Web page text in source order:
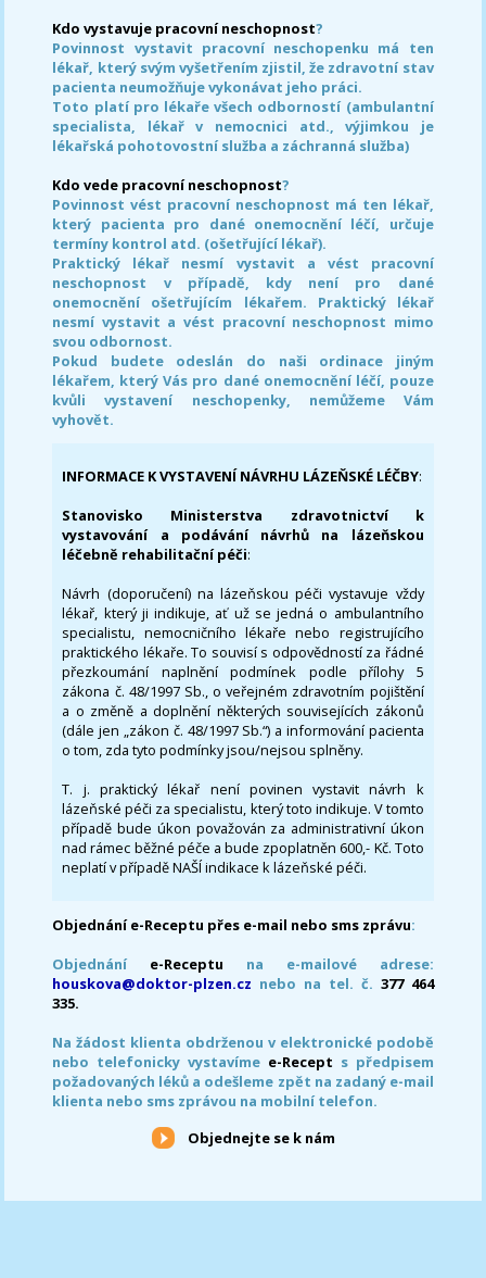
Kdo vystavuje pracovní neschopnost?
Povinnost vystavit pracovní neschopenku má ten
lékař, který svým vyšetřením zjistil, že zdravotní stav
pacienta neumožňuje vykonávat jeho práci.
Toto platí pro lékaře všech odborností (ambulantní
specialista, lékař v nemocnici atd., výjimkou je
lékařská pohotovostní služba a záchranná služba)
Kdo vede pracovní neschopnost?
Povinnost vést pracovní neschopnost má ten lékař,
který pacienta pro dané onemocnění léčí, určuje
termíny kontrol atd. (ošetřující lékař).
Praktický lékař nesmí vystavit a vést pracovní
neschopnost v případě, kdy není pro dané
onemocnění ošetřujícím lékařem. Praktický lékař
nesmí vystavit a vést pracovní neschopnost mimo
svou odbornost.
Pokud budete odeslán do naši ordinace jiným
lékařem, který Vás pro dané onemocnění léčí, pouze
kvůli vystavení neschopenky, nemůžeme Vám
vyhovět.
INFORMACE K VYSTAVENÍ NÁVRHU LÁZEŇSKÉ LÉČBY:
Stanovisko Ministerstva zdravotnictví k
vystavování a podávání návrhů na lázeňskou
léčebně rehabilitační péči:
Návrh (doporučení) na lázeňskou péči vystavuje vždy
lékař, který ji indikuje, ať už se jedná o ambulantního
specialistu, nemocničního lékaře nebo registrujícího
praktického lékaře. To souvisí s odpovědností za řádné
přezkoumání naplnění podmínek podle přílohy 5
zákona č. 48/1997 Sb., o veřejném zdravotním pojištění
a o změně a doplnění některých souvisejících zákonů
(dále jen „zákon č. 48/1997 Sb.“) a informování pacienta
o tom, zda tyto podmínky jsou/nejsou splněny.
T. j. praktický lékař není povinen vystavit návrh k
lázeňské péči za specialistu, který toto indikuje. V tomto
případě bude úkon považován za administrativní úkon
nad rámec běžné péče a bude zpoplatněn 600,- Kč. Toto
neplatí v případě NAŠÍ indikace k lázeňské péči.
Objednání e-Receptu přes e-mail nebo sms zprávu:
Objednání e-Receptu na e-mailové adrese:
houskova@doktor-plzen.cz nebo na tel. č. 377 464
335.
Na žádost klienta obdrženou v elektronické podobě
nebo telefonicky vystavíme e-Recept s předpisem
požadovaných léků a odešleme zpět na zadaný e-mail
klienta nebo sms zprávou na mobilní telefon.
Objednejte se k nám